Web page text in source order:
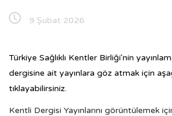
9 Şubat 2026
Türkiye Sağlıklı Kentler Birliği'nin
dergisine ait yayınlara göz atmak için
tıklayabilirsiniz.
Kentli Dergisi Yayınlarını görüntülemek